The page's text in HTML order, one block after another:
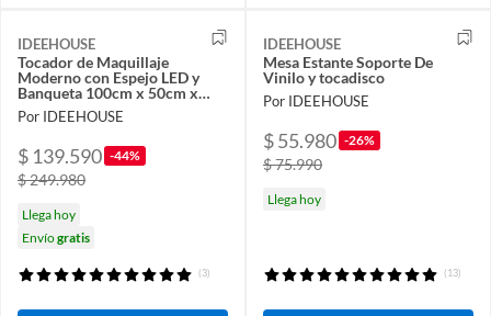
IDEEHOUSE
Tocador de Maquillaje
Moderno con Espejo LED y
Banqueta 100cm x 50cm x
142cm
Por IDEEHOUSE
$ 139.590 -44%
$ 249.980
Llega hoy
Envíogratis
(3)
IDEEHOUSE
Mesa Estante Soporte De
Vinilo y tocadisco
Por IDEEHOUSE
$ 55.980 -26%
$ 75.990
Llega hoy
(13)